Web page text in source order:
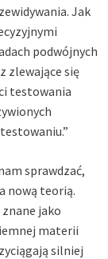
Jak
podwójnych
zlewające się
testowania
sprawdzać,
nową teorią.
jako
materii
silniej